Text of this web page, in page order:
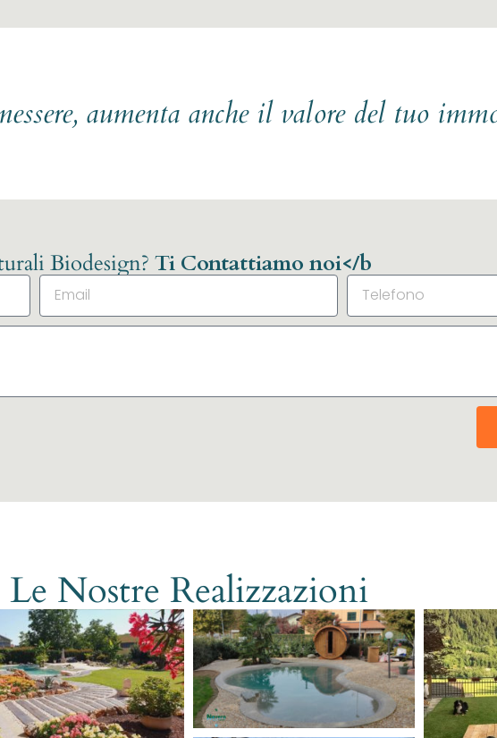
aumenta anche il valore del tuo
Biodesign? Ti Contattiamo noi</b
Le Nostre Realizzazioni